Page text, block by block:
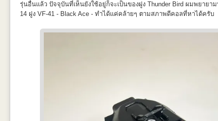
เรียบแต่โก้ Hi Fashion (ศัพท์ลูกชาย) จริงๆแล้วจากรูปอ้างอิง ชุดนี้ดูดีสุดใ
รุ่นอื่นแล้ว ปัจจุบันที่เห็นยังใช้อยู่ก็จะเป็นของฝูง Thunder Bird ผมพยาย
14 ฝูง VF-41 - Black Ace - ทำได้แค่คล้ายๆ ตามสภาพดีคอลที่หาได้ครับ